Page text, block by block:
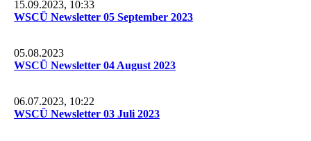
15.09.2023, 10:33
WSCÜ Newsletter 05 September 2023
05.08.2023
WSCÜ Newsletter 04 August 2023
06.07.2023, 10:22
WSCÜ Newsletter 03 Juli 2023